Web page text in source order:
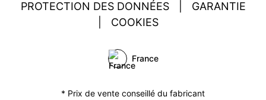
PROTECTION DES DONNÉES
GARANTIE
COOKIES
France
* Prix de vente conseillé du fabricant